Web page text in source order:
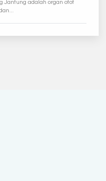
Jantung adalah organ otot